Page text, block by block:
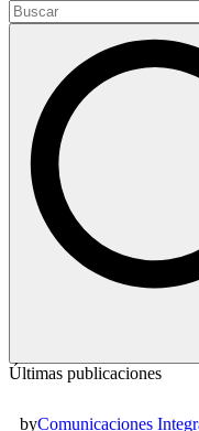
Últimas publicaciones
byComunicaciones